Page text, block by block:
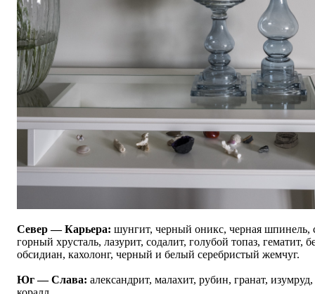
Север — Карьера: шунгит, черный оникс, черная шпинель,
горный хрусталь, лазурит, содалит, голубой топаз, гематит,
обсидиан, кахолонг, черный и белый серебристый жемчуг.
Юг — Слава: александрит, малахит, рубин, гранат,